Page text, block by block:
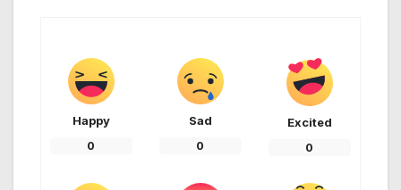
Happy
0
Sad
0
Excited
0